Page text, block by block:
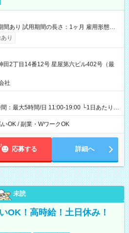
間あり 試用期間の長さ：1ヶ月 雇用形態、
じです。
り
田2丁目14番12号 星屋第六ビル402号（最
社
：最大5時間/日 11:00-19:00 └1日あたりの
└上記の時間帯内であれば、いつでも勤務可
中で、お好きな曜日でご勤務いただけま
うに、自由な働き方が可能なお仕事です！
OK / 副業・WワークOK
応募する 詳細へ
未読
OK！高時給！土日休み！